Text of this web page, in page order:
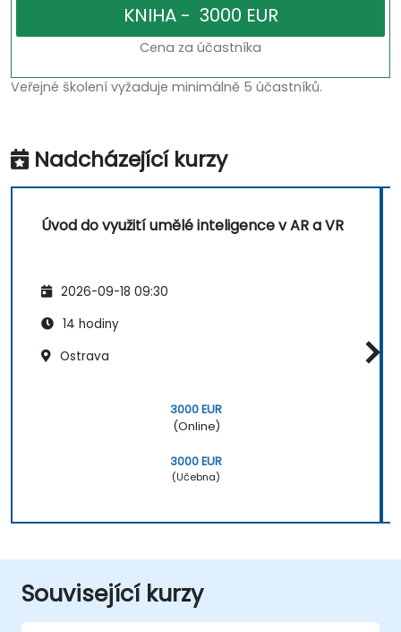
Cena za účastníka
Veřejné školení vyžaduje minimálně 5 účastníků.
Nadcházející kurzy
Úvod do využití umělé inteligence v AR a VR
2026-09-18 09:30
14 hodiny
Ostrava
3000 EUR
(Online)
3000 EUR
(Učebna)
Související kurzy